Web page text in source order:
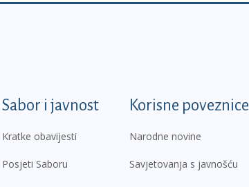
Sabor i javnost
Kratke obavijesti
Posjeti Saboru
Korisne poveznice
Narodne novine
Savjetovanja s javnošću